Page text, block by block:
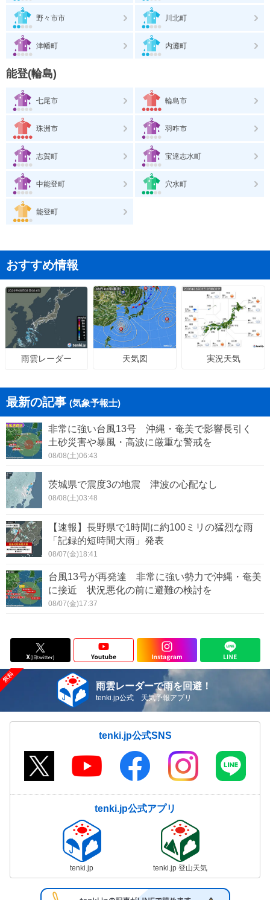
野々市市 川北町
津幡町 内灘町
能登(輪島)
七尾市 輪島市
珠洲市 羽咋市
志賀町 宝達志水町
中能登町 穴水町
能登町
おすすめ情報
雨雲レーダー 天気図 実況天気
最新の記事 (気象予報士)
非常に強い台風13号 沖縄・奄美で影響長引く
土砂災害や暴風・高波に厳重な警戒を
08/08(土)06:43
茨城県で震度3の地震 津波の心配なし
08/08(土)03:48
【速報】長野県で1時間に約100ミリの猛烈な雨
「記録的短時間大雨」発表
08/07(金)18:41
台風13号が再発達 非常に強い勢力で沖縄・奄美
に接近 状況悪化の前に避難の検討を
08/07(金)17:37
雨雲レーダーで雨を回避！
tenki.jp公式 天気予報アプリ
tenki.jp公式SNS
tenki.jp公式アプリ
tenki.jp tenki.jp 登山天気